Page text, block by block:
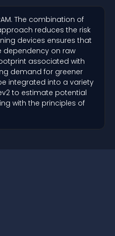
The combination of
reduces the risk
devices ensures that
dependency on raw
associated with
demand for greener
integrated into a variety
to estimate potential
with the principles of